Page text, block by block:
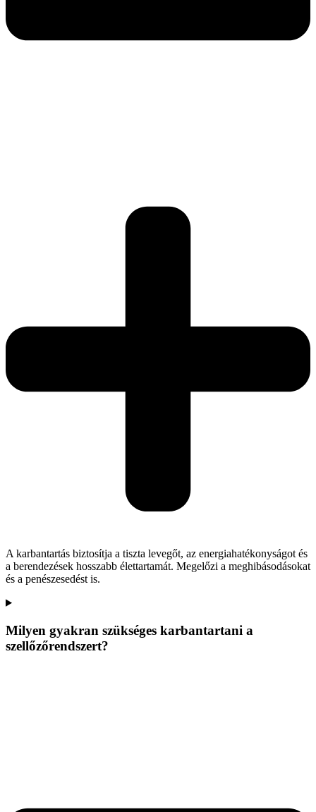
A karbantartás biztosítja a tiszta levegőt, az energiahatékonyságot és
a berendezések hosszabb élettartamát. Megelőzi a meghibásodásokat
és a penészesedést is.
Milyen gyakran szükséges karbantartani a
szellőzőrendszert?